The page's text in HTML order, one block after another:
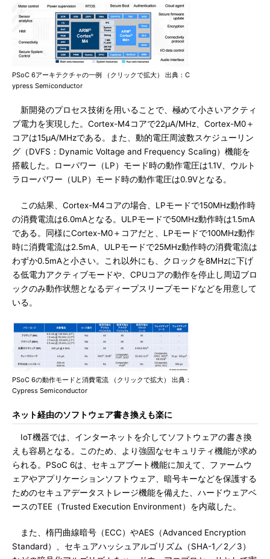
PSoC 6アーキテクチャの一例 （クリックで拡大） 出典：C
ypress Semiconductor
新開発のプロセス技術を用いることで、極めて小さいアクティ
ブ電力を実現した。Cortex-M4コアで22μA/MHz、Cortex-M0＋
コアは15μA/MHzである。また、動的電圧周波数スケジューリン
グ（DVFS：Dynamic Voltage and Frequency Scaling）機能を
搭載した。ローパワー（LP）モード時の動作電圧は1.1V、ウルト
ラローパワー（ULP）モード時の動作電圧は0.9Vとなる。
この結果、Cortex-M4コアの場合、LPモードで150MHz動作時
の消費電流は6.0mAとなる。ULPモードで50MHz動作時は1.5mA
である。同様にCortex-M0＋コアだと、LPモードで100MHz動作
時に消費電流は2.5mA、ULPモードで25MHz動作時の消費電流は
わずか0.5mAと小さい。これ以外にも、クロックを8MHzに下げ
る低電力アクティブモードや、CPUコアの動作を停止し周辺ブロ
ックのみ動作状態となるディープスリープモードなどを用意して
いる。
PSoC 6の動作モードと消費電流 （クリックで拡大） 出典：
Cypress Semiconductor
ネット経由のソフトウェア書き換えも楽に
IoT機器では、インターネットを介してソフトウェアの書き換
えも容易となる。このため、より強固なセキュリティ機能が求め
られる。PSoC 6は、セキュアブート機能に加えて、ファームウ
ェアやアプリケーションソフトウェア、暗号キーなどを保護する
ためのセキュアデータストレージ機能を備えた、ハードウェアベ
ースのTEE（Trusted Execution Environment）を内蔵した。
また、楕円曲線暗号（ECC）やAES（Advanced Encryption
Standard）、セキュアハッシュアルゴリズム（SHA-1／2／3）